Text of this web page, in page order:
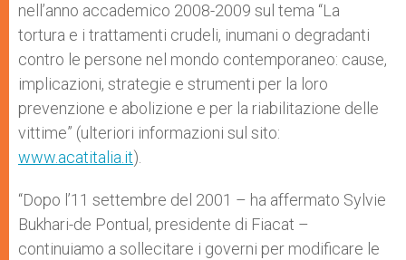
nell’anno accademico 2008-2009 sul tema “La
tortura e i trattamenti crudeli, inumani o degradanti
contro le persone nel mondo contemporaneo: cause,
implicazioni, strategie e strumenti per la loro
prevenzione e abolizione e per la riabilitazione delle
vittime” (ulteriori informazioni sul sito:
www.acatitalia.it).
“Dopo l’11 settembre del 2001 – ha affermato Sylvie
Bukhari-de Pontual, presidente di Fiacat –
continuiamo a sollecitare i governi per modificare le